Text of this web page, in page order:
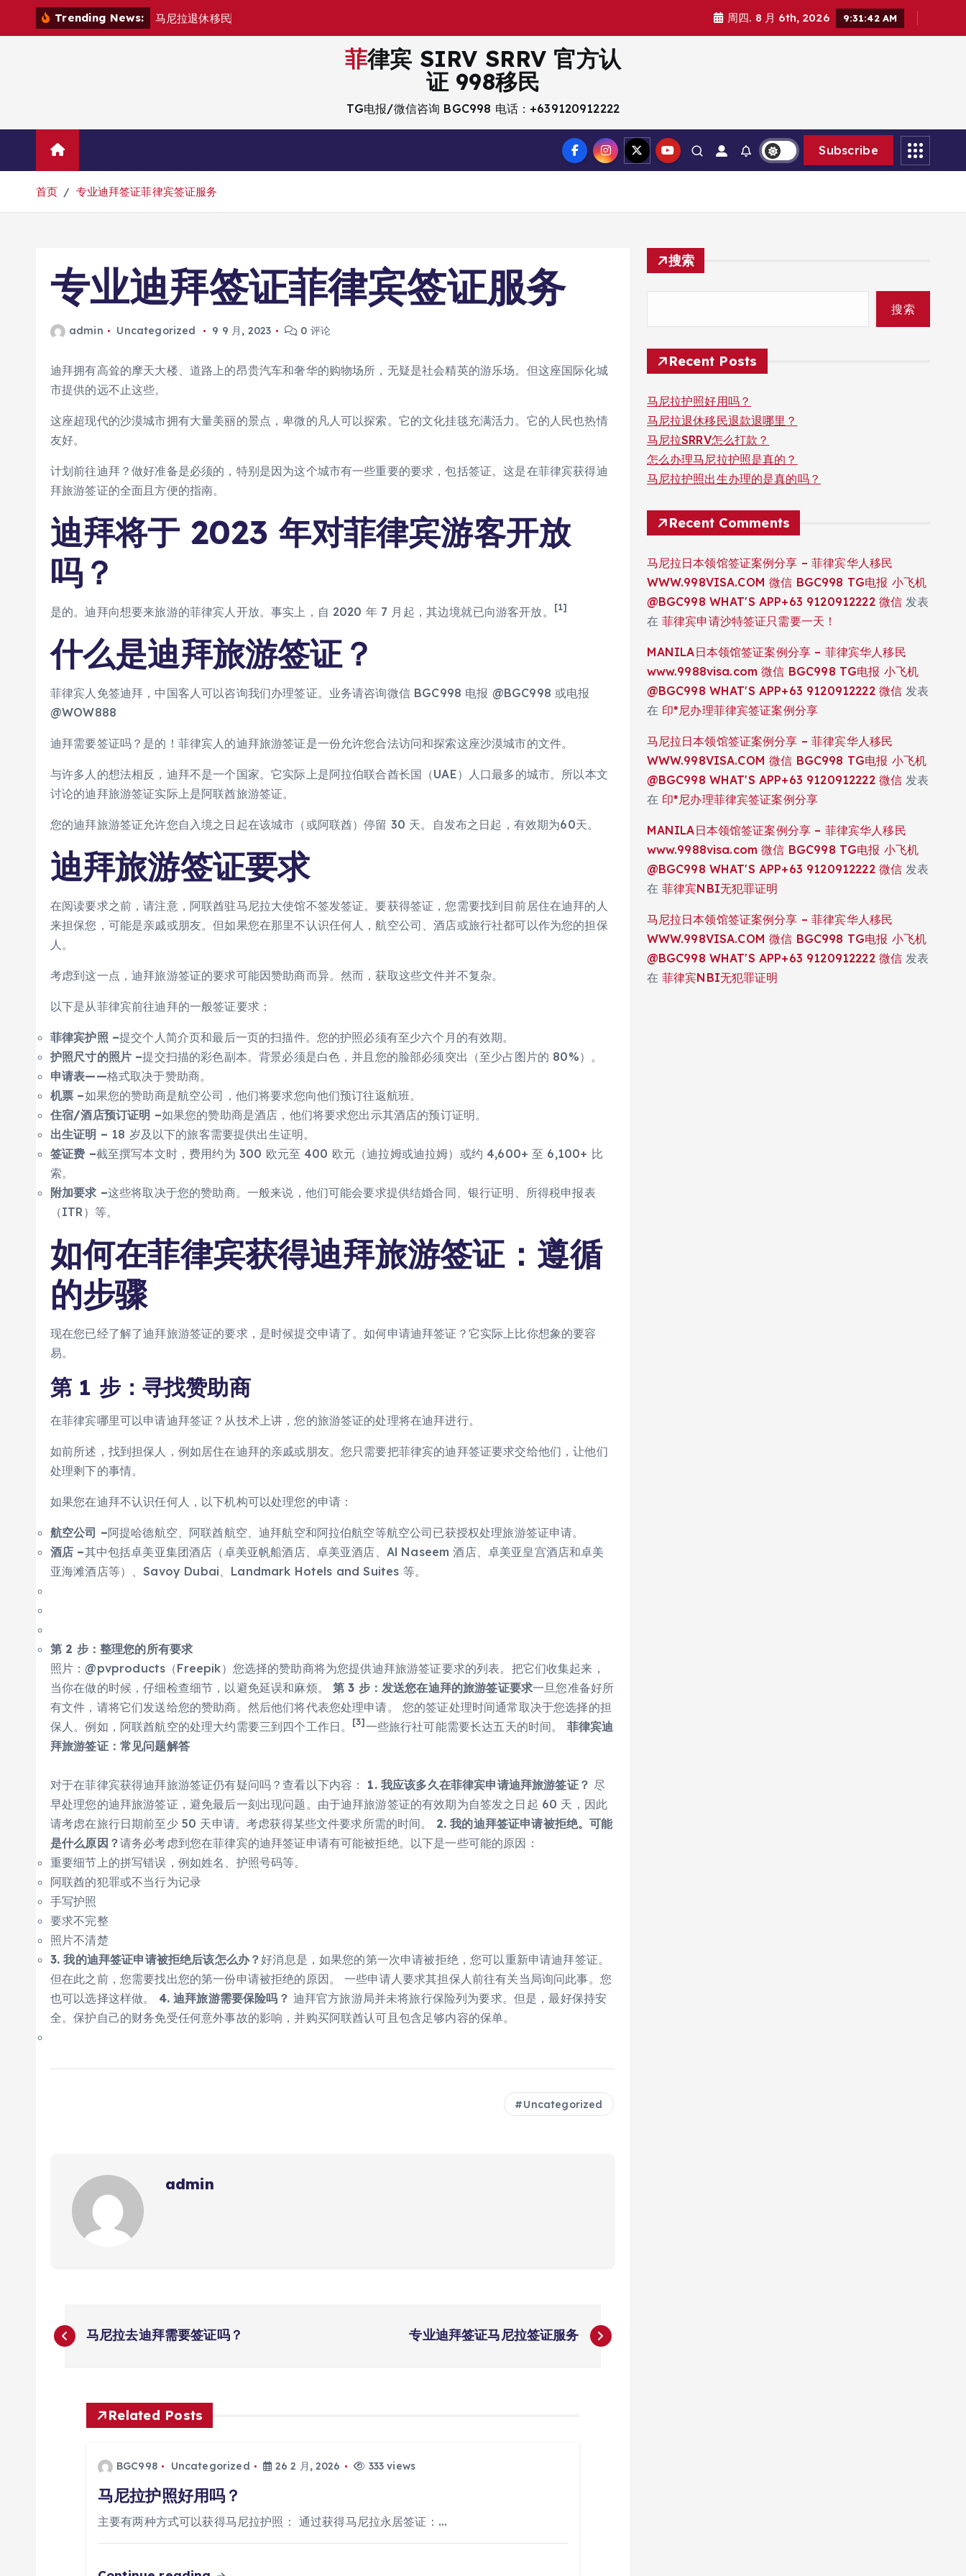
Trending News: 马 尼拉退休移民 周四. 8 月 6th, 2026 9:31:43 AM
菲律宾 SIRV SRRV 官方认
证 998移民
TG电报/微信咨询 BGC998 电话：+639120912222
Subscribe
首页 专业迪拜签证菲律宾签证服务
专业迪拜签证菲律宾签证服务
admin Uncategorized 9 9 月, 2023 0 评论
迪拜拥有高耸的摩天大楼、道路上的昂贵汽车和奢华的购物场所，无疑是社会精英的游乐场。但这座国际化城
市提供的远不止这些。
这座超现代的沙漠城市拥有大量美丽的景点，卑微的凡人可以探索。它的文化挂毯充满活力。它的人民也热情
友好。
计划前往迪拜？做好准备是必须的，特别是因为这个城市有一些重要的要求，包括签证。这是在菲律宾获得迪
拜旅游签证的全面且方便的指南。
迪拜将于 2023 年对菲律宾游客开放
吗？
是的。迪拜向想要来旅游的菲律宾人开放。事实上，自 2020 年 7 月起，其边境就已向游客开放。 [1]
什么是迪拜旅游签证？
菲律宾人免签迪拜，中国客人可以咨询我们办理签证。业务请咨询微信 BGC998 电报 @BGC998 或电报
@WOW888
迪拜需要签证吗？是的！菲律宾人的迪拜旅游签证是一份允许您合法访问和探索这座沙漠城市的文件。
与许多人的想法相反，迪拜不是一个国家。它实际上是阿拉伯联合酋长国（UAE）人口最多的城市。所以本文
讨论的迪拜旅游签证实际上是阿联酋旅游签证。
您的迪拜旅游签证允许您自入境之日起在该城市（或阿联酋）停留 30 天。自发布之日起，有效期为60天。
迪拜旅游签证要求
在阅读要求之前，请注意，阿联酋驻马尼拉大使馆不签发签证。要获得签证，您需要找到目前居住在迪拜的人
来担保您，可能是亲戚或朋友。但如果您在那里不认识任何人，航空公司、酒店或旅行社都可以作为您的担保
人。
考虑到这一点，迪拜旅游签证的要求可能因赞助商而异。然而，获取这些文件并不复杂。
以下是从菲律宾前往迪拜的一般签证要求：
菲律宾护照 –提交个人简介页和最后一页的扫描件。您的护照必须有至少六个月的有效期。
护照尺寸的照片 –提交扫描的彩色副本。背景必须是白色，并且您的脸部必须突出（至少占图片的 80%）。
申请表——格式取决于赞助商。
机票 –如果您的赞助商是航空公司，他们将要求您向他们预订往返航班。
住宿/酒店预订证明 –如果您的赞助商是酒店，他们将要求您出示其酒店的预订证明。
出生证明 – 18 岁及以下的旅客需要提供出生证明。
签证费 –截至撰写本文时，费用约为 300 欧元至 400 欧元（迪拉姆或迪拉姆）或约 4,600+ 至 6,100+ 比
索。
附加要求 –这些将取决于您的赞助商。一般来说，他们可能会要求提供结婚合同、银行证明、所得税申报表
（ITR）等。
如何在菲律宾获得迪拜旅游签证：遵循
的步骤
现在您已经了解了迪拜旅游签证的要求，是时候提交申请了。如何申请迪拜签证？它实际上比你想象的要容
易。
第 1 步：寻找赞助商
在菲律宾哪里可以申请迪拜签证？从技术上讲，您的旅游签证的处理将在迪拜进行。
如前所述，找到担保人，例如居住在迪拜的亲戚或朋友。您只需要把菲律宾的迪拜签证要求交给他们，让他们
处理剩下的事情。
如果您在迪拜不认识任何人，以下机构可以处理您的申请：
航空公司 –阿提哈德航空、阿联酋航空、迪拜航空和阿拉伯航空等航空公司已获授权处理旅游签证申请。
酒店 –其中包括卓美亚集团酒店（卓美亚帆船酒店、卓美亚酒店、Al Naseem 酒店、卓美亚皇宫酒店和卓美
亚海滩酒店等）、Savoy Dubai、Landmark Hotels and Suites 等。
第 2 步：整理您的所有要求
照片：@pvproducts（Freepik）您选择的赞助商将为您提供迪拜旅游签证要求的列表。把它们收集起来，
当你在做的时候，仔细检查细节，以避免延误和麻烦。第 3 步：发送您在迪拜的旅游签证要求一旦您准备好所
有文件，请将它们发送给您的赞助商。然后他们将代表您处理申请。 您的签证处理时间通常取决于您选择的担
保人。例如，阿联酋航空的处理大约需要三到四个工作日。
[3]一些旅行社可能需要长达五天的时间。 菲律宾迪
拜旅游签证：常见问题解答
对于在菲律宾获得迪拜旅游签证仍有疑问吗？查看以下内容： 1. 我应该多久在菲律宾申请迪拜旅游签证？ 尽
早处理您的迪拜旅游签证，避免最后一刻出现问题。由于迪拜旅游签证的有效期为自签发之日起 60 天，因此
请考虑在旅行日期前至少 50 天申请。考虑获得某些文件要求所需的时间。 2. 我的迪拜签证申请被拒绝。可能
是什么原因？请务必考虑到您在菲律宾的迪拜签证申请有可能被拒绝。以下是一些可能的原因：
重要细节上的拼写错误，例如姓名、护照号码等。
阿联酋的犯罪或不当行为记录
手写护照
要求不完整
照片不清楚
3. 我的迪拜签证申请被拒绝后该怎么办？好消息是，如果您的第一次申请被拒绝，您可以重新申请迪拜签证。
但在此之前，您需要找出您的第一份申请被拒绝的原因。 一些申请人要求其担保人前往有关当局询问此事。您
也可以选择这样做。 4. 迪拜旅游需要保险吗？ 迪拜官方旅游局并未将旅行保险列为要求。 但是，最好保持安
全。保护自己的财务免受任何意外事故的影响，并购买阿联酋认可且包含足够内容的保单。
Uncategorized
admin
文
马尼拉去迪拜需要签证吗？ 专业迪拜签证马尼拉签证服务
Related Posts
BGC998 Uncategorized 26 2 月, 2026 333 views
马尼拉护照好用吗？
主要有两种方式可以获得马尼拉护照： 通过获得马尼拉永居签证：…
搜索
搜索
Recent Posts
马尼拉护照好用吗？
马尼拉退休移民退款退哪里？
马尼拉SRRV怎么打款？
怎么办理马尼拉护照是真的？
马尼拉护照出生办理的是真的吗？
Recent Comments
马尼拉日本领馆签证案例分享 – 菲律宾华人移民
WWW.998VISA.COM 微信 BGC998 TG电报 小飞机
@BGC998 WHAT'S APP+63 9120912222 微信 发表
在 菲律宾申请沙特签证只需要一天！
MANILA日本领馆签证案例分享 – 菲律宾华人移民
www.9988visa.com 微信 BGC998 TG电报 小飞机
@BGC998 WHAT'S APP+63 9120912222 微信 发表
在 印*尼办理菲律宾签证案例分享
马尼拉日本领馆签证案例分享 – 菲律宾华人移民
WWW.998VISA.COM 微信 BGC998 TG电报 小飞机
@BGC998 WHAT'S APP+63 9120912222 微信 发表
在 印*尼办理菲律宾签证案例分享
MANILA日本领馆签证案例分享 – 菲律宾华人移民
www.9988visa.com 微信 BGC998 TG电报 小飞机
@BGC998 WHAT'S APP+63 9120912222 微信 发表
在 菲律宾NBI无犯罪证明
马尼拉日本领馆签证案例分享 – 菲律宾华人移民
WWW.998VISA.COM 微信 BGC998 TG电报 小飞机
@BGC998 WHAT'S APP+63 9120912222 微信 发表
在 菲律宾NBI无犯罪证明